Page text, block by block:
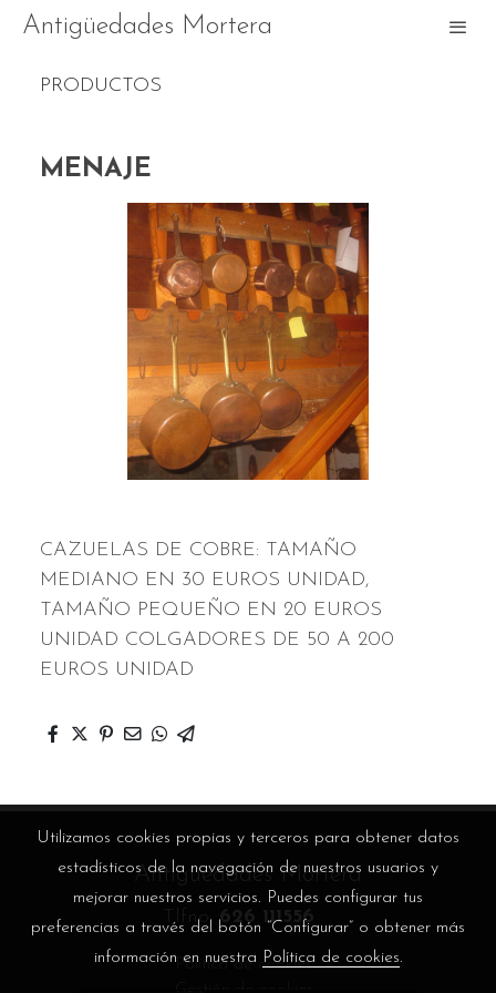
Antigüedades Mortera
PRODUCTOS
MENAJE
CAZUELAS DE COBRE: TAMAÑO
MEDIANO EN 30 EUROS UNIDAD,
TAMAÑO PEQUEÑO EN 20 EUROS
UNIDAD COLGADORES DE 50 A 200
EUROS UNIDAD
Antigüedades Mortera
Tlfno. 626 111556
Política de cookies
Utilizamos cookies propias y terceros para obtener datos
estadísticos de la navegación de nuestros usuarios y
mejorar nuestros servicios. Puedes configurar tus
preferencias a través del botón “Configurar” o obtener más
información en nuestra Política de cookies.